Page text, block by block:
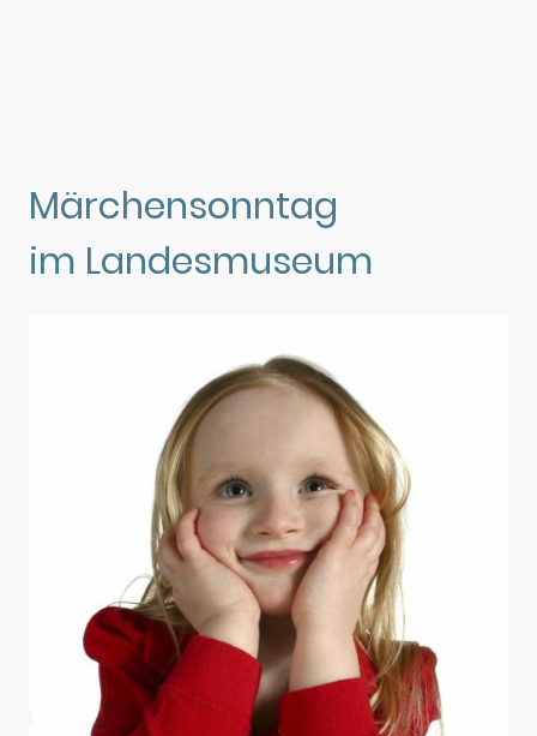
Märchensonntag
im Landesmuseum